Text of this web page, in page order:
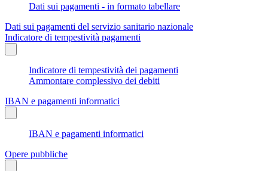
Dati sui pagamenti - in formato tabellare
Dati sui pagamenti del servizio sanitario nazionale
Indicatore di tempestività pagamenti
Indicatore di tempestività dei pagamenti
Ammontare complessivo dei debiti
IBAN e pagamenti informatici
IBAN e pagamenti informatici
Opere pubbliche